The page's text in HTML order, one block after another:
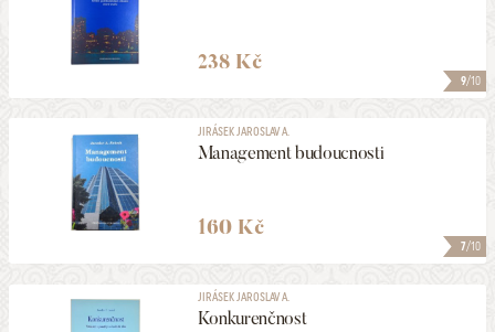
9/10
238 Kč
7/10
JIRÁSEK JAROSLAV A.
Management budoucnosti
160 Kč
JIRÁSEK JAROSLAV A.
Konkurenčnost